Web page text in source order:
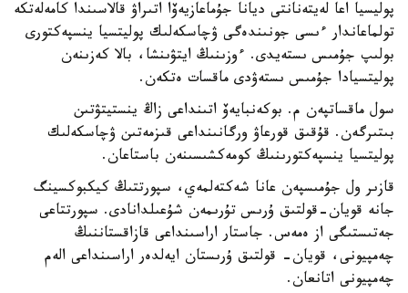
پوليسيا اعا لەيتەنانتى ديانا جۇماعازيەۆا اتىراۋ قالاسىندا كامەلەتكە
تولماعاندار ءىسى جونىندەگى ۋچاسكەلىك پوليتسيا ينسپەكتورى
بولىپ جۇمىس ىستەيدى. ءوزىنىڭ ايتۋىنشا، بالا كەزىنەن
پوليتسيادا جۇمىس ىستەۋدى ماقسات ەتكەن.
سول ماقساتپەن م. بوكەنبايەۆ اتىنداعى زاڭ ينستيتۋتىن
بىتىرگەن. قۇقىق قورعاۋ ورگانىنداعى قىزمەتىن ۋچاسكەلىك
پوليتسيا ينسپەكتورىنىڭ كومەكشىسىنەن باستاعان.
قازىر ول جۇمىسپەن عانا شەكتەلمەي، سپورتتىڭ كيكبوكسينگ
جانە قويان-قولتىق ۇرىس تۇرىمەن شۇعىلدانادى. سپورتتاعى
جەتىستىگى از ەمەس. جاستار اراسىنداعى قازاقستاننىڭ
چەمپيونى، قويان- قولتىق ۇرىستان ايەلدەر اراسىنداعى الەم
چەمپيونى اتانعان.